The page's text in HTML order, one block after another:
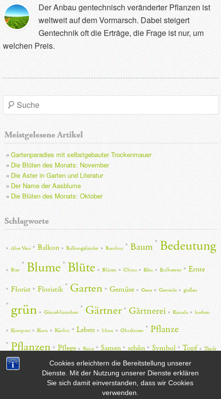
Cookies erleichtern die Bereitstellung unserer
Dienste. Mit der Nutzung unserer Dienste erklären
Sie sich damit einverstanden, dass wir Cookies
verwenden.
Der Anbau gentechnisch veränderter Pflanzen ist
weltweit auf dem Vormarsch. Dabei steigert
Gentechnik oft die Erträge, die Frage ist nur, um
welchen Preis.
S
c
h
e
Meistgelesene Artikel
Gartenparadies mit selbstgebauter Trockenmauer
Die Blüten des Monats: November
Die Aster in Garten und Literatur
Der Name der Aasblume
Die Blüten des Monats: Oktober
Schlagworte
Aloe Vera Balkon Balkongeländer Bambus Baum Bedeutung
Bier Blume Blüte Blüten China Efeu Erdbeeren
Ernte
Florist
Floristik Garten Gemüse Gene Getreide gießen
grün Gänseblümchen Gärtner Gärtnerei Kanada kochen
Kompost Korn Kürbis Leben Moos Obstkisten Pflanze
Pflanzen Pflege Reise Samen schön Symbol Topf Töpfe
Wasser Wirkung Zimmerpflanze